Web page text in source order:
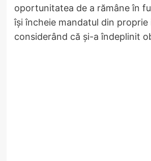
oportunitatea de a rămâne în
își încheie mandatul din proprie
considerând că și-a îndeplinit